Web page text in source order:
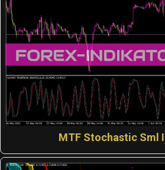
MTF Stochastic Sml